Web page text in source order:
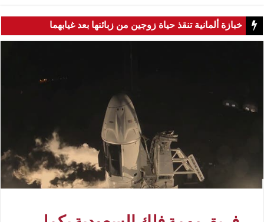
خبازة ألمانية تنقذ حياة زوجين من زبائنها بعد غيابهما